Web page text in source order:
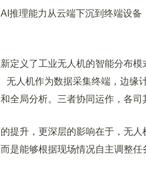
理能力从云端下沉到终端设备
义了工业无人机的智能分布模
人机作为数据采集终端，边缘
全局分析。三者协同运作，各司
升，更深层的影响在于，无人
是能够根据现场情况自主调整